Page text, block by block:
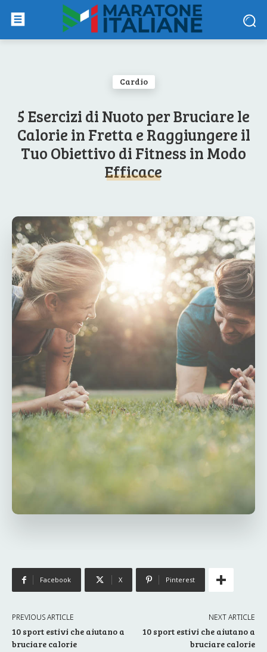
Cardio
5 Esercizi di Nuoto per Bruciare le
Calorie in Fretta e Raggiungere il
Tuo Obiettivo di Fitness in Modo
Efficace
Facebook X Pinterest
PREVIOUS ARTICLE
10 sport estivi che aiutano a
bruciare calorie
NEXT ARTICLE
10 sport estivi che aiutano a
bruciare calorie